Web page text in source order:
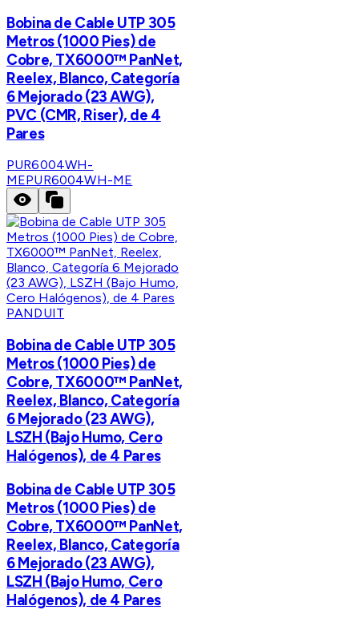
Bobina de Cable UTP 305
Metros (1000 Pies) de
Cobre, TX6000™ PanNet,
Reelex, Blanco, Categoría
6 Mejorado (23 AWG),
PVC (CMR, Riser), de 4
Pares
PUR6004WH-
MEPUR6004WH-ME
PANDUIT
Bobina de Cable UTP 305
Metros (1000 Pies) de
Cobre, TX6000™ PanNet,
Reelex, Blanco, Categoría
6 Mejorado (23 AWG),
LSZH (Bajo Humo, Cero
Halógenos), de 4 Pares
Bobina de Cable UTP 305
Metros (1000 Pies) de
Cobre, TX6000™ PanNet,
Reelex, Blanco, Categoría
6 Mejorado (23 AWG),
LSZH (Bajo Humo, Cero
Halógenos), de 4 Pares